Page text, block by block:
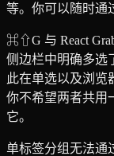
等。你可以随时通
⌘⇧G 与 React
侧边栏中明确多选
此在单选以及浏览
你不希望两者共用
它。
单标签分组无法通